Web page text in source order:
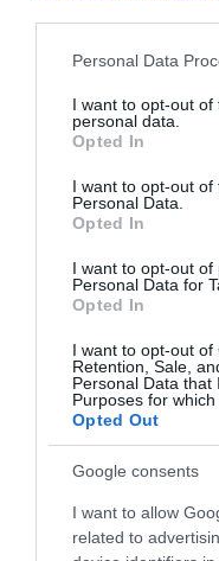
Please note that this
not limited to your visit
grant or deny consent
use your data for
consent section.
Personal Data
I want to opt-out
personal data.
Opted In
I want to opt-out of
Personal Data.
Opted In
I want to opt-out of
Personal Data for
Opted In
I want to opt-out of
Retention, Sale,
Personal Data that
Purposes for
Opted Out
Google consents
I want to allow
related to
kommenteket nem tudja
Szomjazó
megható
Megható felvétel:
delfinanya
Halálos
Védelmi
Vizet vinnének a
összefogást